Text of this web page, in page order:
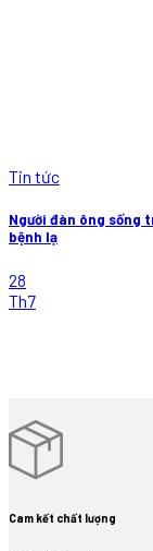
Tin tức
Người đàn ông sống
bệnh lạ
28
Th7
Cam kết chất lượng